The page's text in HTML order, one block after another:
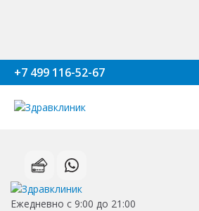
+7 499 116-52-67
Ежедневно с 9:00 до 21:00